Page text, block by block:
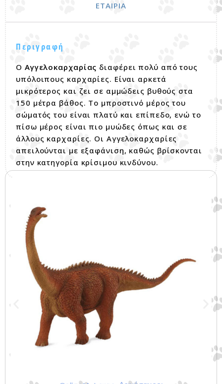
ΕΤΑΙΡΊΑ
Περιγραφή
Ο Αγγελοκαρχαρίας διαφέρει πολύ από τους
υπόλοιπους καρχαρίες. Είναι αρκετά
μικρότερος και ζει σε αμμώδεις βυθούς στα
150 μέτρα βάθος. Το μπροστινό μέρος του
σώματός του είναι πλατύ και επίπεδο, ενώ το
πίσω μέρος είναι πιο μυώδες όπως και σε
άλλους καρχαρίες. Οι Αγγελοκαρχαρίες
απειλούνται με εξαφάνιση, καθώς βρίσκονται
στην κατηγορία κρίσιμου κινδύνου.